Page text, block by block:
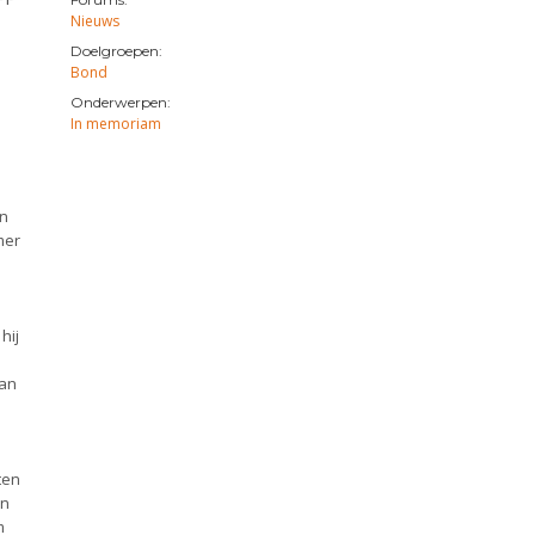
Nieuws
Doelgroepen:
Bond
Onderwerpen:
In memoriam